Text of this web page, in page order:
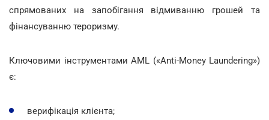
спрямованих на запобігання відмиванню грошей та
фінансуванню тероризму.
Ключовими інструментами AML («Anti-Money Laundering»)
є:
верифікація клієнта;